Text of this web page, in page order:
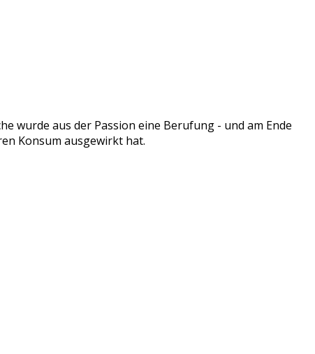
wurde aus der Passion eine Berufung - und am Ende
Konsum ausgewirkt hat.